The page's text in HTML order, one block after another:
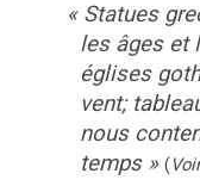
« Statues
les âges et
églises
vent;
nous
temps » (Voir